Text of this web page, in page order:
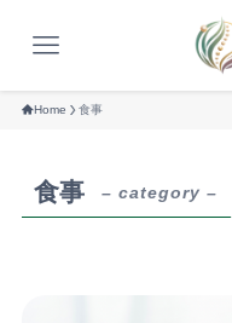
Home 食事
食事 – category –